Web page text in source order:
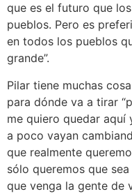
que es el futuro que
pueblos. Pero es
en todos los pueblos
grande”.
Pilar tiene muchas
para dónde va a tirar
me quiero quedar aquí
a poco vayan
que realmente
sólo queremos que
que venga la gente de